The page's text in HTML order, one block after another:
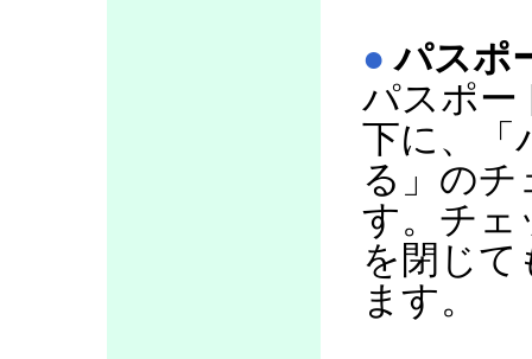
● パスポ
パスポー
下に、「
る」の
す。チェ
を閉じて
ます。